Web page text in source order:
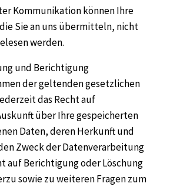
Kommunikation können Ihre
Sie an uns übermitteln, nicht
werden.
und Berichtigung
der geltenden gesetzlichen
das Recht auf
über Ihre gespeicherten
Daten, deren Herkunft und
Zweck der Datenverarbeitung
auf Berichtigung oder Löschung
sowie zu weiteren Fragen zum